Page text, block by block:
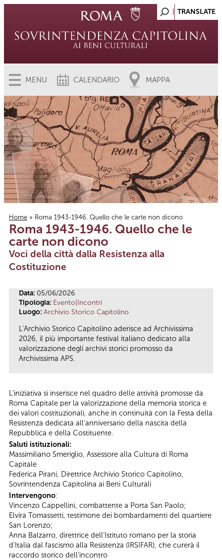
MENU CALENDARIO MAPPA
Tu sei qui
Home » Roma 1943-1946. Quello che le carte non dicono
Roma 1943-1946. Quello che le
carte non dicono
Voci della città dalla Resistenza alla
Costituzione
Data: 05/06/2026
Tipologia: Evento|Incontri
Luogo: Archivio Storico Capitolino
L’Archivio Storico Capitolino aderisce ad Archivissima
2026, il più importante festival italiano dedicato alla
valorizzazione degli archivi storici promosso da
Archivissima APS.
L’iniziativa si inserisce nel quadro delle attività promosse da
Roma Capitale per la valorizzazione della memoria storica e
dei valori costituzionali, anche in continuità con la Festa della
Resistenza dedicata all’anniversario della nascita della
Repubblica e della Costituente.
Saluti istituzionali:
Massimiliano Smeriglio, Assessore alla Cultura di Roma
Capitale
Federica Pirani, Direttrice Archivio Storico Capitolino,
Sovrintendenza Capitolina ai Beni Culturali
Intervengono:
Vincenzo Cappellini, combattente a Porta San Paolo;
Elvira Tomassetti, testimone dei bombardamenti del quartiere
San Lorenzo;
Anna Balzarro, direttrice dell’Istituto romano per la storia
d’Italia dal fascismo alla Resistenza (IRSIFAR), che curerà il
raccordo storico dell’incontro